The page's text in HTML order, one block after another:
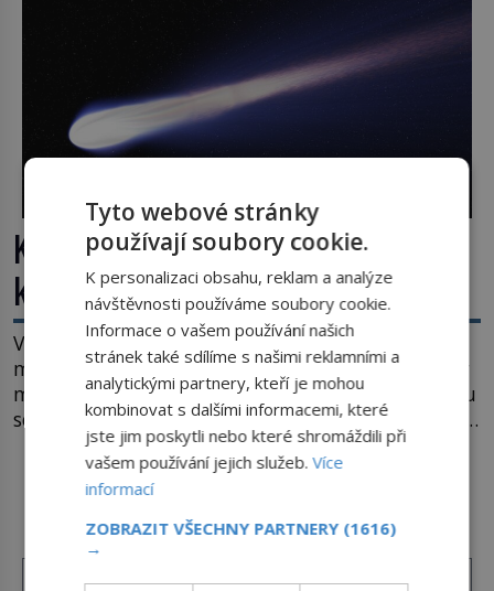
napovídá, kde bychom jednou […]
Kosmická hádanka: Jaká je největší
kometa ve známém vesmíru?
Vesmír se rozpíná stále rychleji. Jenže, jak je to
možné? Současná fyzika je v koncích. Odpovědí by
mohla být hypotetická temná energie. Právě na tu
se zaměří pozornost dvojice zkušených astronomů.
Namísto ní ale objeví něco mnohem
hmatatelnějšího. Naprosto rekordní kometu!
Astronomové Pedro Bernardinelli a Gary Bernstein
mravenčí prací zkoumají archivní snímky v rámci
Průzkumu temné energie […]
DALŠÍ ČLÁNKY Z RUBRIKY ›
Tyto webové stránky
používají soubory cookie.
K personalizaci obsahu, reklam a analýze
návštěvnosti používáme soubory cookie.
Informace o vašem používání našich
stránek také sdílíme s našimi reklamními a
analytickými partnery, kteří je mohou
kombinovat s dalšími informacemi, které
jste jim poskytli nebo které shromáždili při
vašem používání jejich služeb.Více
informací
ZOBRAZIT VŠECHNY PARTNERY (1616)
→